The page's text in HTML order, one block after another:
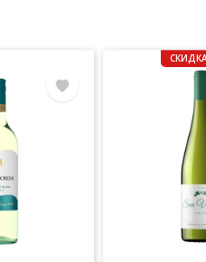
Винный погреб Speri
повышает
вин.